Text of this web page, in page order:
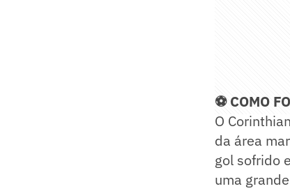
⚽ COMO
O
da área
gol sofrido
uma